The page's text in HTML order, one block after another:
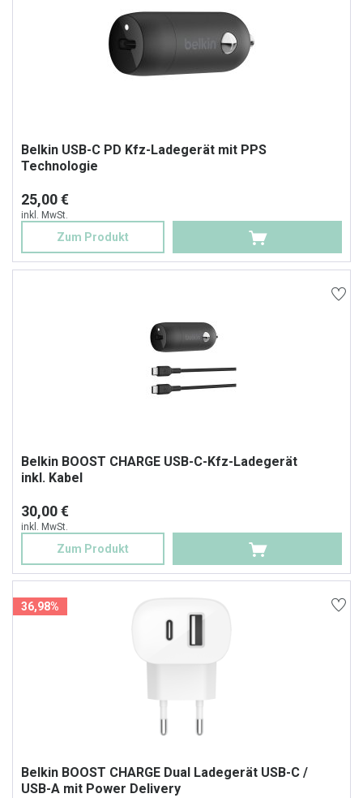
Belkin USB-C PD Kfz-Ladegerät mit PPS
Technologie
25,00 €
inkl. MwSt.
Zum Produkt
Belkin BOOST CHARGE USB-C-Kfz-Ladegerät
inkl. Kabel
30,00 €
inkl. MwSt.
Zum Produkt
36,98%
Belkin BOOST CHARGE Dual Ladegerät USB-C /
USB-A mit Power Delivery